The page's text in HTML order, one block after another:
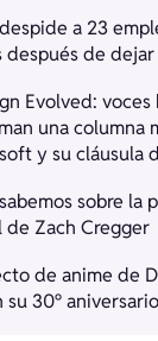
a 23
después de
Evolved:
una columna
y su cláusula
sobre la
de Zach Cregger
de anime de
su 30º aniversario